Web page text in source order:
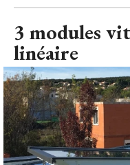
3 modules
linéaire